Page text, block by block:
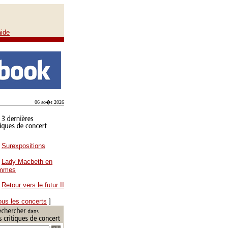
06 ao�t 2026
Surexpositions
Lady Macbeth en
Retour vers le futur II
les concerts ]